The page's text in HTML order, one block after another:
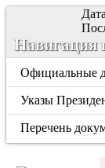
Навигация
Официальные
Указы
Перечень